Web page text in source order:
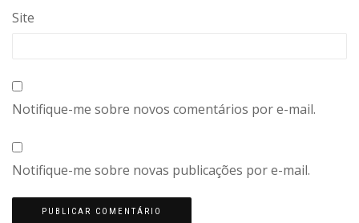
Site
Notifique-me sobre novos comentários por e-mail.
Notifique-me sobre novas publicações por e-mail.